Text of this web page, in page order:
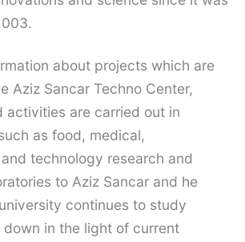
about projects which are
Aziz Sancar Techno Center,
activities are carried out in
as food, medical,
technology research and
to Aziz Sancar and he
continues to study
in the light of current